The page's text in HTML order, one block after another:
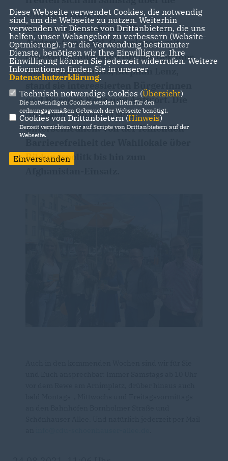
Unterstützung der
Bundestagskandidatin Manuela
Anders-Granitzki. Gemeinsam mit
unserem Kandidaten für das Berliner
Abgeordnetenhaus, Stephan Lenz,
stand sie interessierten Bürgerinnen
und Bürgern Rede und Antwort. Die
Anliegen sind dabei sehr
unterschiedlich: Von der fehlenden
Bildungspolitk bis hin zum
Diese Webseite verwendet Cookies, die notwendig
sind, um die Webseite zu nutzen. Weiterhin
verwenden wir Dienste von Drittanbietern, die uns
helfen, unser Webangebot zu verbessern (Website-
Optmierung). Für die Verwendung bestimmter
Dienste, benötigen wir Ihre Einwilligung. Ihre
Einwilligung können Sie jederzeit widerrufen. Weitere
Informationen finden Sie in unserer
Datenschutzerklärung.
Technisch notwendige Cookies (Übersicht)
Die notwendigen Cookies werden allein für den
ordnungsgemäßen Gebrauch der Webseite benötigt.
Cookies von Drittanbietern (Hinweis)
Derzeit verzichten wir auf Scripte von Drittanbietern auf der
Webseite.
Einverstanden